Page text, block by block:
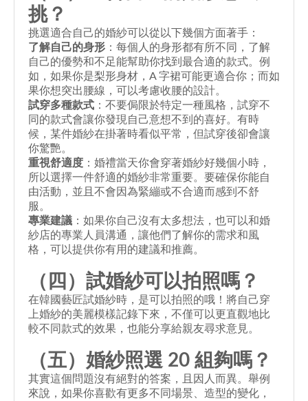
挑？
挑選適合自己的婚紗可以從以下幾個方面著手：
了解自己的身形 ：每個人的身形都有所不同，了解
自己的優勢和不足能幫助你找到最合適的款式。例
如，如果你是梨形身材，A 字裙可能更適合你；而如
果你想突出腰線，可以考慮收腰的設計。
試穿多種款式 ：不要侷限於特定一種風格，試穿不
同的款式會讓你發現自己意想不到的喜好。有時
候，某件婚紗在掛著時看似平常，但試穿後卻會讓
你驚艷。
重視舒適度 ：婚禮當天你會穿著婚紗好幾個小時，
所以選擇一件舒適的婚紗非常重要。要確保你能自
由活動，並且不會因為緊繃或不合適而感到不舒
服。
專業建議 ：如果你自己沒有太多想法，也可以和婚
紗店的專業人員溝通，讓他們了解你的需求和風
格，可以提供你有用的建議和推薦。
（四） 試婚紗可以拍照嗎 ？
在韓國藝匠試婚紗時，是可以拍照的哦！將自己穿
上婚紗的美麗模樣記錄下來，不僅可以更直觀地比
較不同款式的效果，也能分享給親友尋求意見。
（五）婚紗照選 20 組夠嗎？
其實這個問題沒有絕對的答案，且因人而異。舉例
來說，如果你喜歡有更多不同場景、造型的變化，